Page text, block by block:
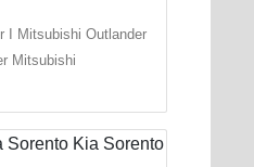
I Mitsubishi Outlander
Mitsubishi